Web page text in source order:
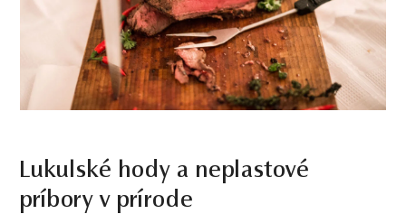
Lukulské hody a neplastové
príbory v prírode